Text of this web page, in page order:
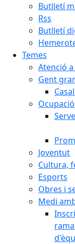
Butlletí
Rss
Butlletí
Temes
Atenció
Gent
Joventut
Cultura,
Esports
Obres i
Medi